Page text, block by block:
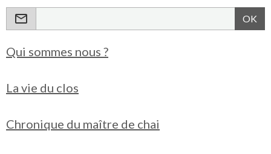
OK
Qui sommes nous ?
La vie du clos
Chronique du maître de chai